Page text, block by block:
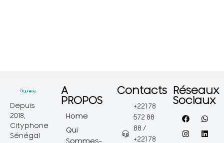
Depuis
2018,
Cityphone
Sénégal
A
PROPOS
Home
Qui
Contacts
+221 78
572 88
88 /
+221 78
Réseaux
Sociaux